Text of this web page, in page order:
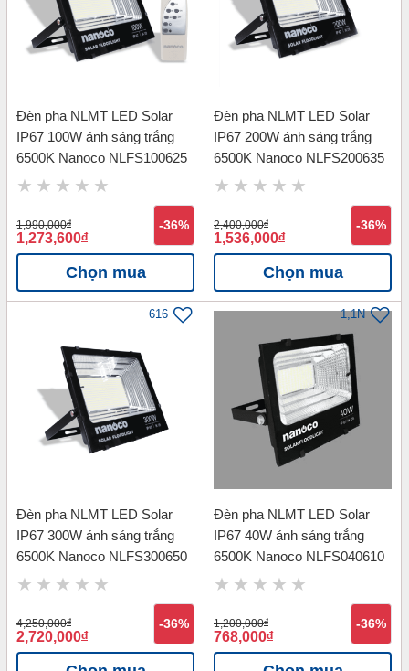
Đèn pha NLMT LED Solar
IP67 100W ánh sáng trắng
6500K Nanoco NLFS100625
1,990,000đ
1,273,600đ
-36%
Chọn mua
Đèn pha NLMT LED Solar
IP67 200W ánh sáng trắng
6500K Nanoco NLFS200635
2,400,000đ
1,536,000đ
-36%
Chọn mua
616
Đèn pha NLMT LED Solar
IP67 300W ánh sáng trắng
6500K Nanoco NLFS300650
4,250,000đ
2,720,000đ
-36%
1,1N
Đèn pha NLMT LED Solar
IP67 40W ánh sáng trắng
6500K Nanoco NLFS040610
1,200,000đ
768,000đ
-36%